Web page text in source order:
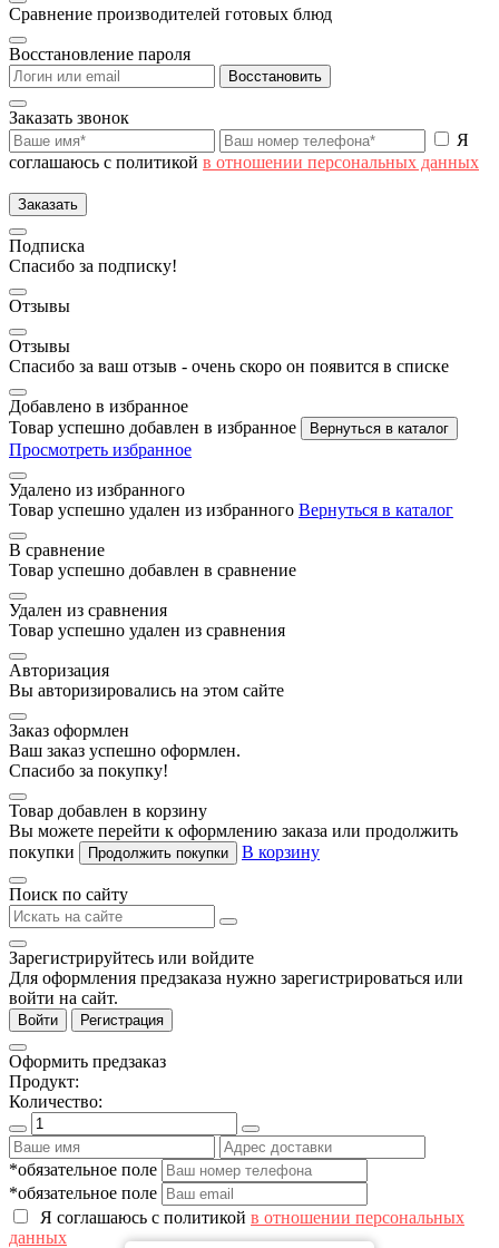
Сравнение производителей готовых блюд
Восстановление пароля
Восстановить
Заказать звонок
Я
соглашаюсь с политикой в отношении персональных данных
Заказать
Подписка
Спасибо за подписку!
Отзывы
Отзывы
Спасибо за ваш отзыв - очень скоро он появится в списке
Добавлено в избранное
Товар успешно добавлен в избранное
Вернуться в каталог
Просмотреть избранное
Удалено из избранного
Товар успешно удален из избранного Вернуться в каталог
В сравнение
Товар успешно добавлен в сравнение
Удален из сравнения
Товар успешно удален из сравнения
Авторизация
Вы авторизировались на этом сайте
Заказ оформлен
Ваш заказ успешно оформлен.
Спасибо за покупку!
Товар добавлен в корзину
Вы можете перейти к оформлению заказа или продолжить
покупки
Продолжить покупки В корзину
Поиск по сайту
Зарегистрируйтесь или войдите
Для оформления предзаказа нужно зарегистрироваться или
войти на сайт.
Войти Регистрация
Оформить предзаказ
Продукт:
Количество:
*обязательное поле
*обязательное поле
Я соглашаюсь с политикой в отношении персональных
данных